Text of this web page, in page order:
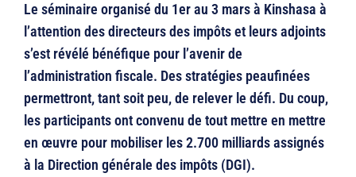
Le séminaire organisé du 1er au 3 mars à Kinshasa à
l’attention des directeurs des impôts et leurs adjoints
s’est révélé bénéfique pour l’avenir de
l’administration fiscale. Des stratégies peaufinées
permettront, tant soit peu, de relever le défi. Du coup,
les participants ont convenu de tout mettre en mettre
en œuvre pour mobiliser les 2.700 milliards assignés
à la Direction générale des impôts (DGI).